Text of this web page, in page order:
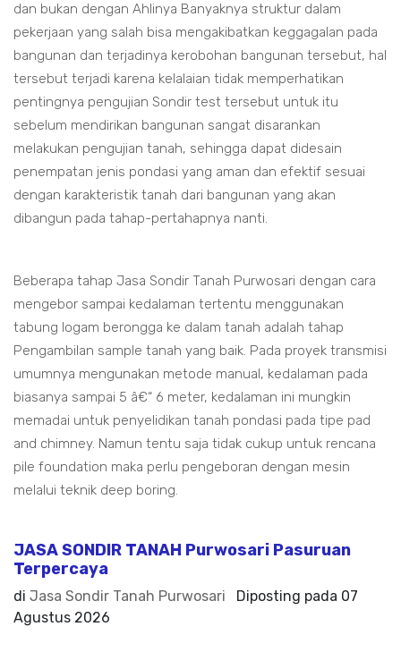
dan bukan dengan Ahlinya Banyaknya struktur dalam
pekerjaan yang salah bisa mengakibatkan keggagalan pada
bangunan dan terjadinya kerobohan bangunan tersebut, hal
tersebut terjadi karena kelalaian tidak memperhatikan
pentingnya pengujian Sondir test tersebut untuk itu
sebelum mendirikan bangunan sangat disarankan
melakukan pengujian tanah, sehingga dapat didesain
penempatan jenis pondasi yang aman dan efektif sesuai
dengan karakteristik tanah dari bangunan yang akan
dibangun pada tahap-pertahapnya nanti.
Beberapa tahap Jasa Sondir Tanah Purwosari dengan cara
mengebor sampai kedalaman tertentu menggunakan
tabung logam berongga ke dalam tanah adalah tahap
Pengambilan sample tanah yang baik. Pada proyek transmisi
umumnya mengunakan metode manual, kedalaman pada
biasanya sampai 5 â€“ 6 meter, kedalaman ini mungkin
memadai untuk penyelidikan tanah pondasi pada tipe pad
and chimney. Namun tentu saja tidak cukup untuk rencana
pile foundation maka perlu pengeboran dengan mesin
melalui teknik deep boring.
JASA SONDIR TANAH Purwosari Pasuruan
Terpercaya
di Jasa Sondir Tanah Purwosari Diposting pada 07
Agustus 2026